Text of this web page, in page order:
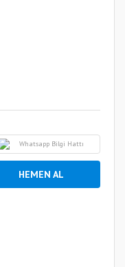
Whatsapp Bilgi Hattı
HEMEN AL